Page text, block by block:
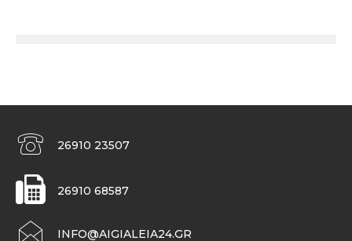
26910 23507
26910 68587
INFO@AIGIALEIA24.GR